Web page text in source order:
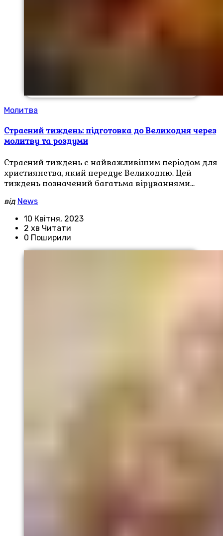
Молитва
Страсний тиждень: підготовка до Великодня через
молитву та роздуми
Страсний тиждень є найважливішим періодом для
християнства, який передує Великодню. Цей
тиждень позначений багатьма віруваннями…
від News
10 Квітня, 2023
2 хв Читати
0 Поширили